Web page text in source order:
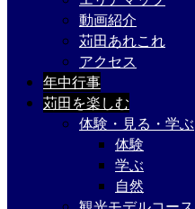
動画紹介
苅田あれこれ
アクセス
年中行事
苅田を楽しむ
体験・見る・学ぶ
体験
学ぶ
自然